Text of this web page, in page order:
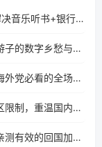
网易云海外能用吗？留学生亲测：3步解决音乐听书+银行视频地区限制
在菲律宾用探探地区限制怎么办？海外游子的数字乡愁与破局之道
在缅甸用海通证券有地区限制怎么办？海外党必看的全场景回国加速指南
海外追剧党的福音：如何用咪咕破解地区限制，重温国内精彩
海外看爱奇艺地区限制怎么办？留学生亲测有效的回国加速器选择指南